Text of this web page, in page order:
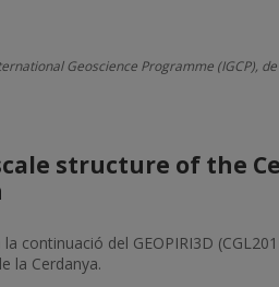
Geoscience Programme (IGCP), de
structure of the
continuació del GEOPIRI3D
la Cerdanya.